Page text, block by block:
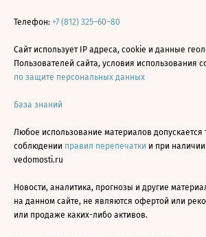
Телефон: +7 (812) 325–60–80
Сайт использует IP адреса, cookie и данные
Пользователей сайта, условия использования
по защите персональных данных
База знаний
Любое использование материалов допускается
соблюдении правил перепечатки и при
vedomosti.ru
Новости, аналитика, прогнозы и другие
на данном сайте, не являются офертой или
или продаже каких-либо активов.